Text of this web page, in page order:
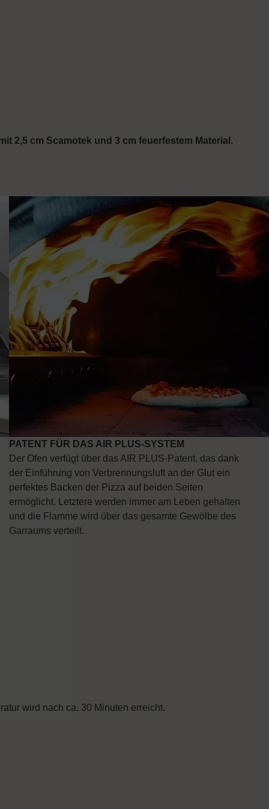
2,5 cm Scamotek und 3 cm feuerfestem Material.
PATENT FÜR DAS AIR PLUS-SYSTEM
Der Ofen verfügt über das AIR PLUS-Patent, das dank
der Einführung von Verbrennungsluft an der Glut ein
perfektes Backen der Pizza auf beiden Seiten
ermöglicht. Letztere werden immer am Leben gehalten
und die Flamme wird über das gesamte Gewölbe des
Garraums verteilt.
wird nach ca. 30 Minuten erreicht.